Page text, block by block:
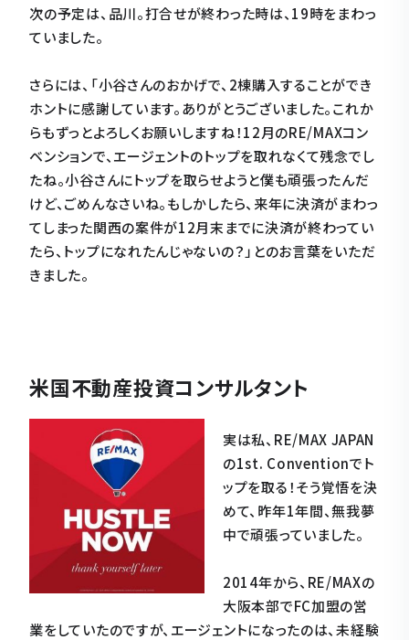
次の予定は、品川。打合せが終わった時は、19時をまわっ
ていました。
さらには、「小谷さんのおかげで、2棟購入することができ
ホントに感謝しています。ありがとうございました。これか
らもずっとよろしくお願いしますね！12月のRE/MAXコン
ベンションで、エージェントのトップを取れなくて残念でし
たね。小谷さんにトップを取らせようと僕も頑張ったんだ
けど、ごめんなさいね。もしかしたら、来年に決済がまわっ
てしまった関西の案件が12月末までに決済が終わってい
たら、トップになれたんじゃないの？」とのお言葉をいただ
きました。
米国不動産投資コンサルタント
実は私、RE/MAX JAPAN
の1st. Conventionでト
ップを取る！そう覚悟を決
めて、昨年1年間、無我夢
中で頑張っていました。
2014年から、RE/MAXの
大阪本部でFC加盟の営
業をしていたのですが、エージェントになったのは、未経験